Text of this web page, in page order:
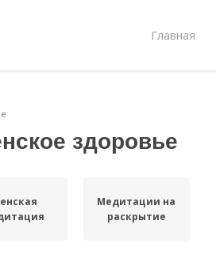
Главная
здоровье
Медитации на
раскрытие